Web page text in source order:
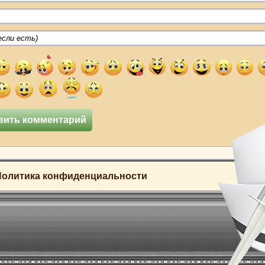
конфиденциальности